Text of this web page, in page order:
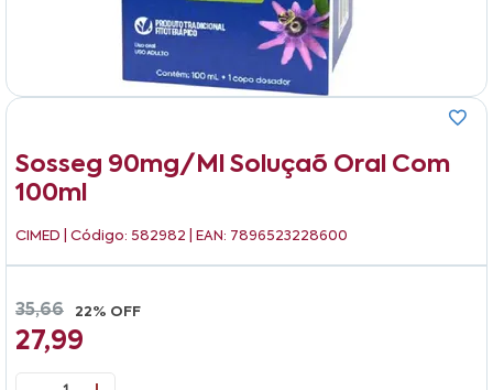
Sosseg 90mg/ml Soluçaõ Oral Com
100ml
CIMED | Código: 582982 | EAN: 7896523228600
35,66 22% OFF
27,99